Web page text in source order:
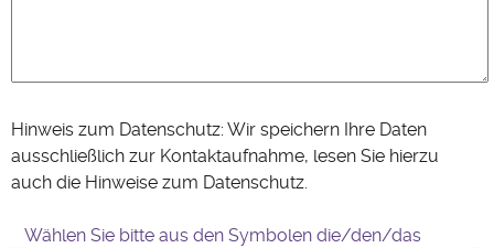
Hinweis zum Datenschutz: Wir speichern Ihre Daten
ausschließlich zur Kontaktaufnahme, lesen Sie hierzu
auch die Hinweise zum Datenschutz.
Wählen Sie bitte aus den Symbolen die/den/das